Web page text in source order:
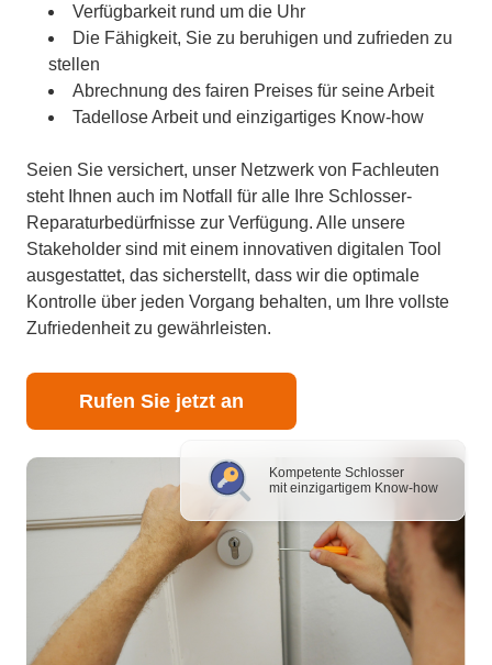
Kompetente Schlosser
mit einzigartigem Know-how
Verfügbarkeit rund um die Uhr
Die Fähigkeit, Sie zu beruhigen und zufrieden zu
stellen
Abrechnung des fairen Preises für seine Arbeit
Tadellose Arbeit und einzigartiges Know-how
Seien Sie versichert, unser Netzwerk von Fachleuten
steht Ihnen auch im Notfall für alle Ihre Schlosser-
Reparaturbedürfnisse zur Verfügung. Alle unsere
Stakeholder sind mit einem innovativen digitalen Tool
ausgestattet, das sicherstellt, dass wir die optimale
Kontrolle über jeden Vorgang behalten, um Ihre vollste
Zufriedenheit zu gewährleisten.
Rufen Sie jetzt an